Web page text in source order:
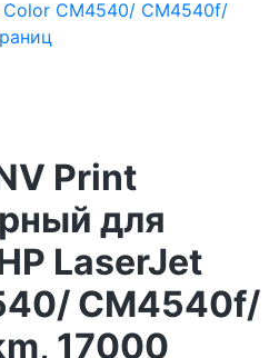
Print
для
LaserJet
CM4540f/
17000